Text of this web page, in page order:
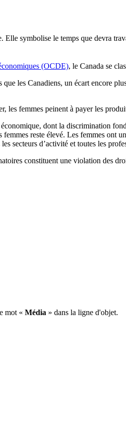
symbolise le temps que devra
(OCDE), le Canada se
les Canadiens, un écart encore
femmes peinent à payer les
dont la discrimination
reste élevé. Les femmes
secteurs d’activité et toutes les
constituent une violation des
mot « Média » dans la ligne d'objet.